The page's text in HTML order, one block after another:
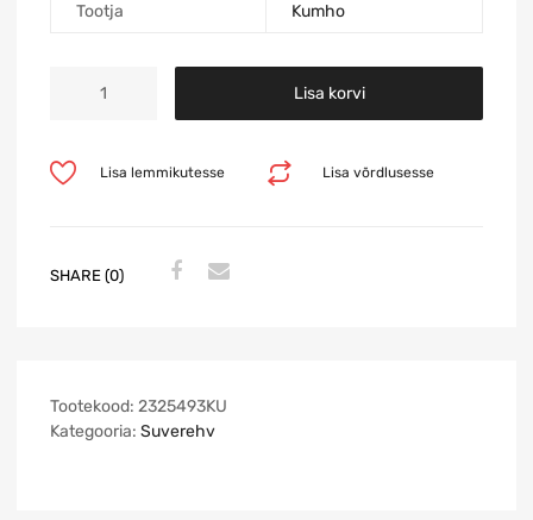
Tootja Kumho
Lisa korvi
Lisa võrdlusesse
Lisa lemmikutesse
SHARE (0)
Tootekood: 2325493KU
Kategooria: Suverehv